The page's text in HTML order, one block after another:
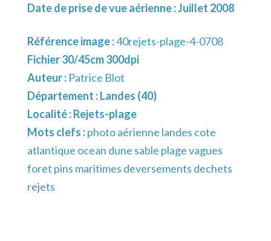
Date de prise de vue aérienne : Juillet 2008
Référence image :40rejets-plage-4-0708
Fichier 30/45cm 300dpi
Auteur : Patrice Blot
Département :Landes (40)
Localité :Rejets-plage
Mots clefs :photo aérienne landes cote
atlantique ocean dune sable plage vagues
foret pins maritimes deversements dechets
rejets